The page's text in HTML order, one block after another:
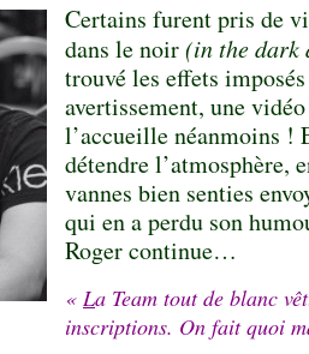
Certains furent pris de
dans le noir(in the dark
trouvé les effets
avertissement, une
l’accueille néanmoins !
détendre l’atmosphère,
vannes bien senties
qui en a perdu son
Roger continue…
« La Team tout de blanc
inscriptions. On fait quoi